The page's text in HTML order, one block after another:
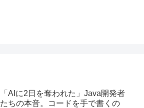
「AIに2日を奪われた」Java開発者
たちの本音。コードを手で書くの